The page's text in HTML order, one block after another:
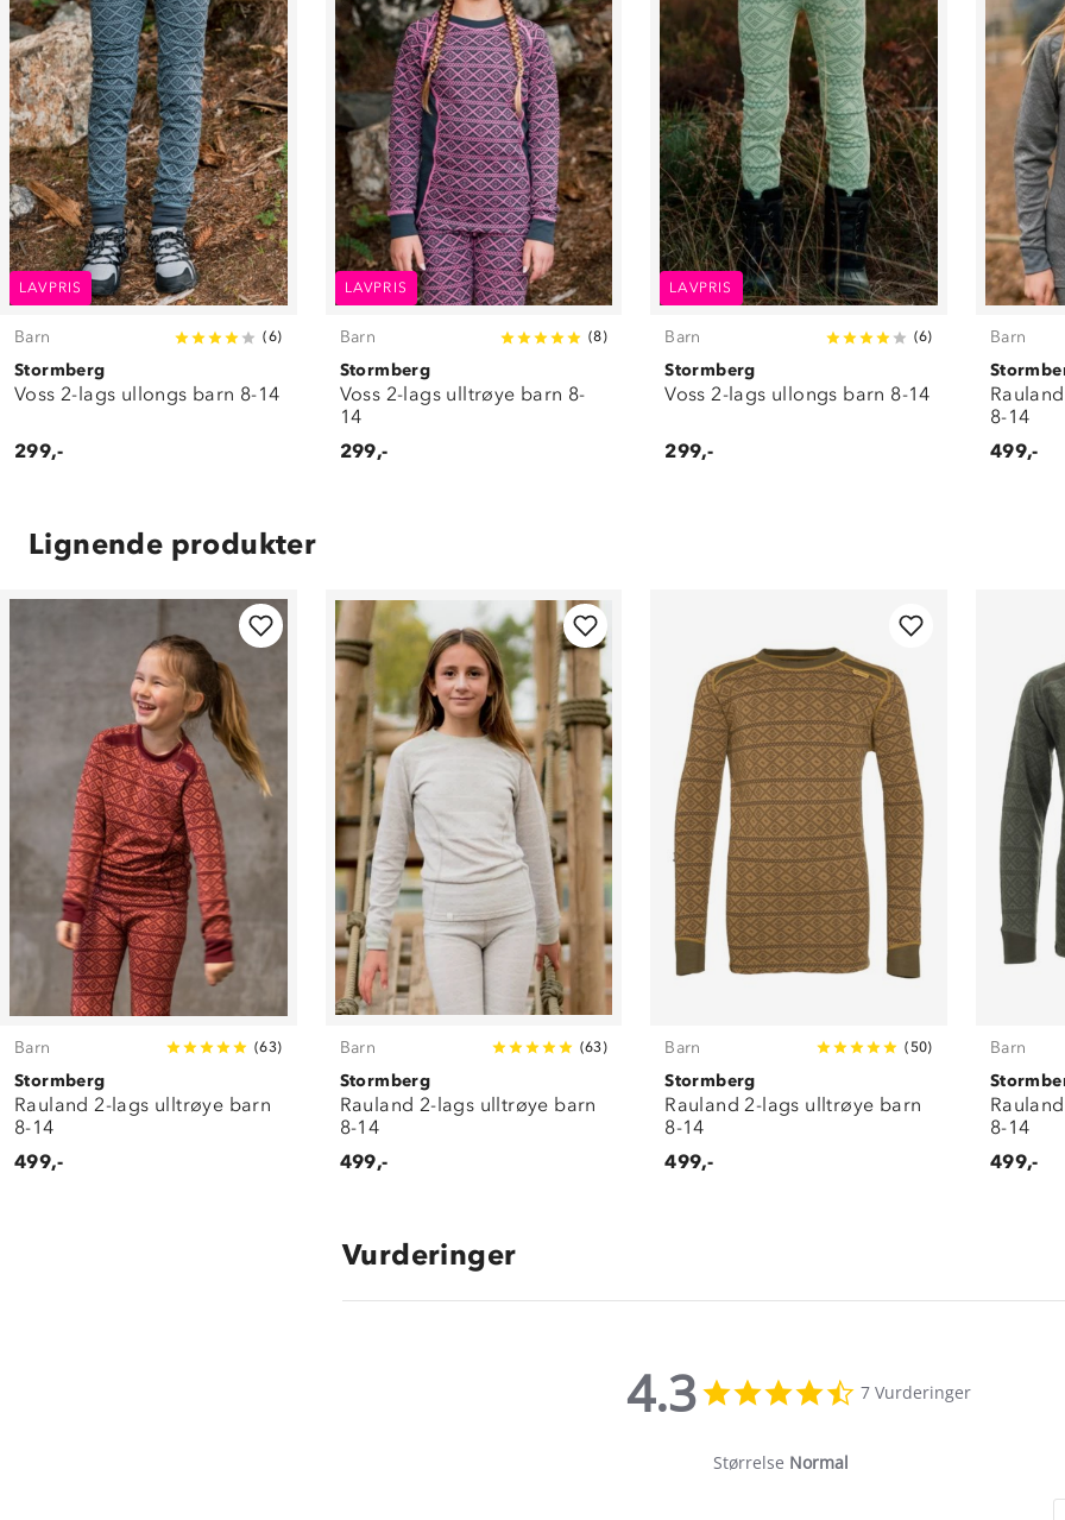
LAVPRIS
Barn (6)
Stormberg
Voss 2-lags ullongs barn 8-14
299,-
LAVPRIS
Barn (8)
Stormberg
Voss 2-lags ulltrøye barn 8-
14
299,-
LAVPRIS
Barn (6)
Stormberg
Voss 2-lags ullongs barn 8-14
299,-
Barn
8-14
499,-
Lignende produkter
Barn (63)
Stormberg
Rauland 2-lags ulltrøye barn
8-14
499,-
Barn (63)
Stormberg
Rauland 2-lags ulltrøye barn
8-14
499,-
Barn (50)
Stormberg
Rauland 2-lags ulltrøye barn
8-14
499,-
Barn
8-14
499,-
Vurderinger
4.3
star
7 Vurderinger
Størrelse Normal